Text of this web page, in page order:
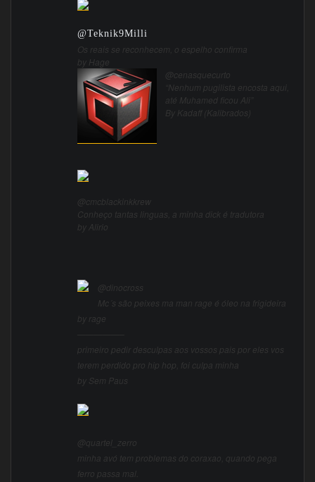
@Teknik9Milli
Os reais se reconhecem, o espelho confirma
by Hage
@cenasquecurto
“Nenhum pugilista encosta aqui,
até Muhamed ficou Ali”
By Kadaff (Kalibrados)
@cmcblackinkkrew
Conheço tantas linguas, a minha dick é tradutora
by Alirio
@dinocross
Mc´s são peixes ma man rage é óleo na frigideira
by rage
primeiro pedir desculpas aos vossos pais por eles vos
terem perdido pro hip hop, foi culpa minha
by Sem Paus
@quartel_zerro
minha avó tem problemas do coraxao, quando pega
ferro passa mal.